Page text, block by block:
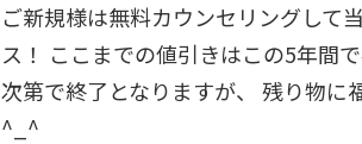
ご新規様は無料カウンセリングして
ス！ ここまでの値引きはこの5年間
次第で終了となりますが、 残り物に
^_^